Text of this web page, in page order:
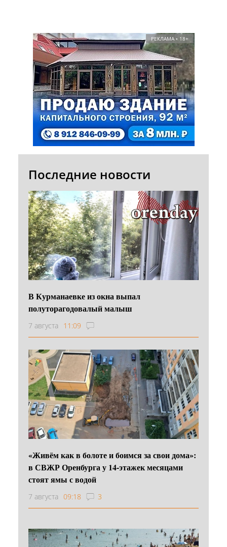
РЕКЛАМА • 18+
Последние новости
В Курманаевке из окна выпал
полуторагодовалый малыш
7 августа 11:09
«Живём как в болоте и боимся за свои дома»:
в СВЖР Оренбурга у 14-этажек месяцами
стоят ямы с водой
7 августа 09:18 3